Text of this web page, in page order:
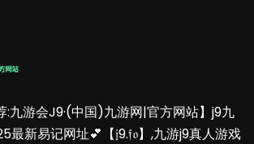
:九游会J9·(中国)九游网|官方网站】j9九
最新易记网址💕【𝔧9.𝔣𝔬】,九游j9真人游戏